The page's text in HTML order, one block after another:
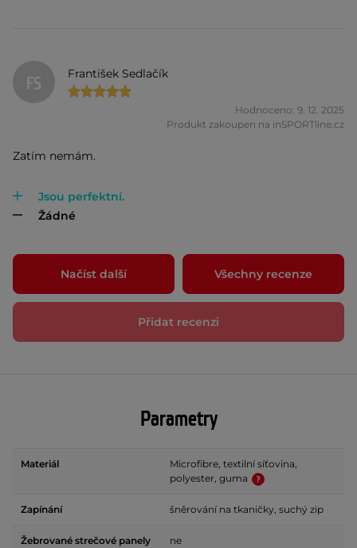
FS František Sedlačík
Hodnoceno: 9. 12. 2025
Produkt zakoupen na inSPORTline.cz
Zatím nemám.
Jsou perfektní.
Žádné
Načíst další Všechny recenze
Přidat recenzi
Parametry
Materiál
Microfibre, textilní síťovina,
polyester, guma
Zapínání šněrování na tkaničky, suchý zip
Žebrované strečové panely ne